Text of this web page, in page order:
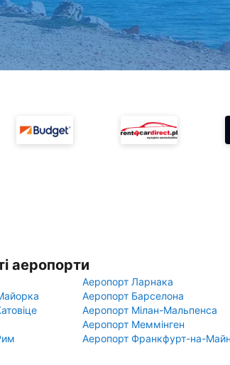
аеропорти
Аеропорт Ларнака
Аеропорт Барселона
Аеропорт Мілан-Мальпенса
Аеропорт Меммінген
Аеропорт Франкфурт-на-